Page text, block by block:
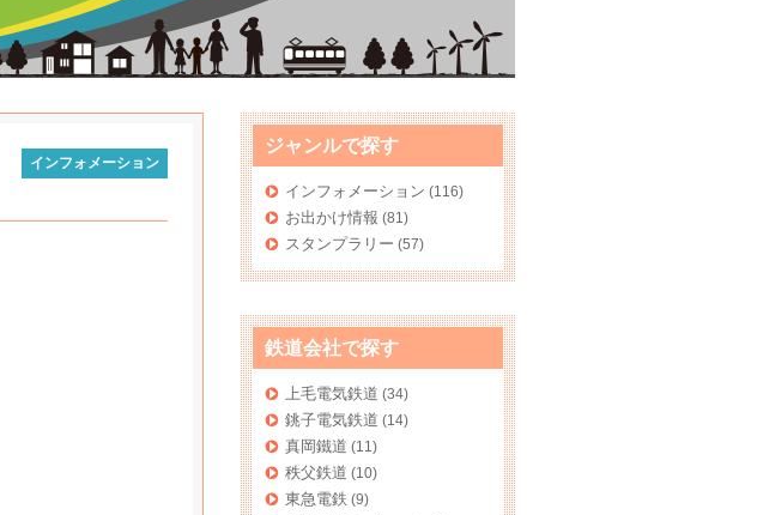
インフォメーション
ジャンルで探す
インフォメーション (116)
お出かけ情報 (81)
スタンプラリー (57)
鉄道会社で探す
上毛電気鉄道 (34)
銚子電気鉄道 (14)
真岡鐵道 (11)
秩父鉄道 (10)
東急電鉄 (9)